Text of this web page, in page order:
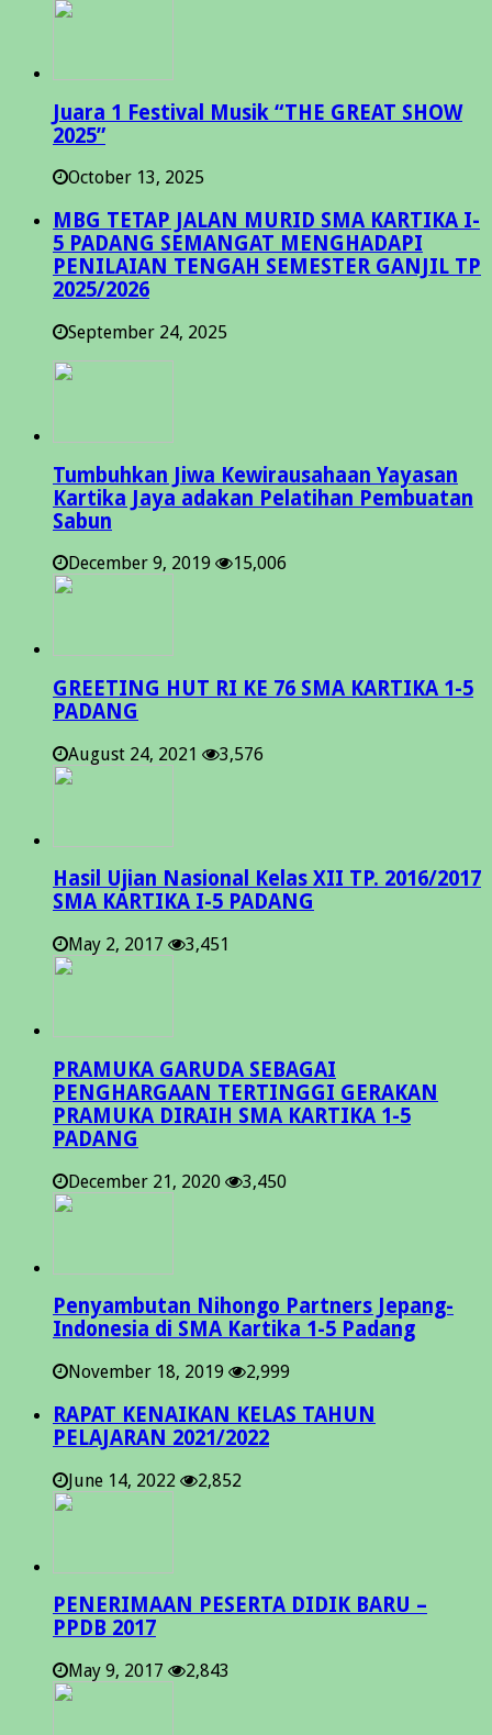
Juara 1 Festival Musik “THE GREAT SHOW
2025”
October 13, 2025
MBG TETAP JALAN MURID SMA KARTIKA I-
5 PADANG SEMANGAT MENGHADAPI
PENILAIAN TENGAH SEMESTER GANJIL TP
2025/2026
September 24, 2025
Tumbuhkan Jiwa Kewirausahaan Yayasan
Kartika Jaya adakan Pelatihan Pembuatan
Sabun
December 9, 2019 15,006
GREETING HUT RI KE 76 SMA KARTIKA 1-5
PADANG
August 24, 2021 3,576
Hasil Ujian Nasional Kelas XII TP. 2016/2017
SMA KARTIKA I-5 PADANG
May 2, 2017 3,451
PRAMUKA GARUDA SEBAGAI
PENGHARGAAN TERTINGGI GERAKAN
PRAMUKA DIRAIH SMA KARTIKA 1-5
PADANG
December 21, 2020 3,450
Penyambutan Nihongo Partners Jepang-
Indonesia di SMA Kartika 1-5 Padang
November 18, 2019 2,999
RAPAT KENAIKAN KELAS TAHUN
PELAJARAN 2021/2022
June 14, 2022 2,852
PENERIMAAN PESERTA DIDIK BARU –
PPDB 2017
May 9, 2017 2,843